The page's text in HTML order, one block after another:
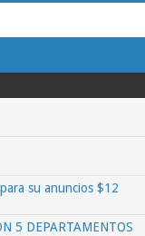
su anuncios $12
5 DEPARTAMENTOS